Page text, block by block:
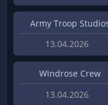
Army Troop
13.04.2026
Windrose Crew
13.04.2026